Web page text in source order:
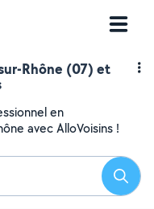
Rhône (07) et
en
avec AlloVoisins !